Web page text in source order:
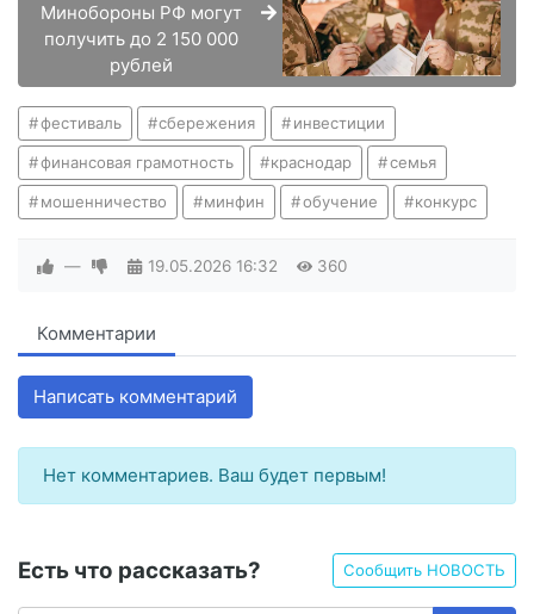
Минобороны РФ могут
получить до 2 150 000
рублей
фестиваль сбережения инвестиции
финансовая грамотность краснодар семья
мошенничество минфин обучение конкурс
— 19.05.2026 16:32 360
Комментарии
Написать комментарий
Нет комментариев. Ваш будет первым!
Есть что рассказать? Сообщить НОВОСТЬ